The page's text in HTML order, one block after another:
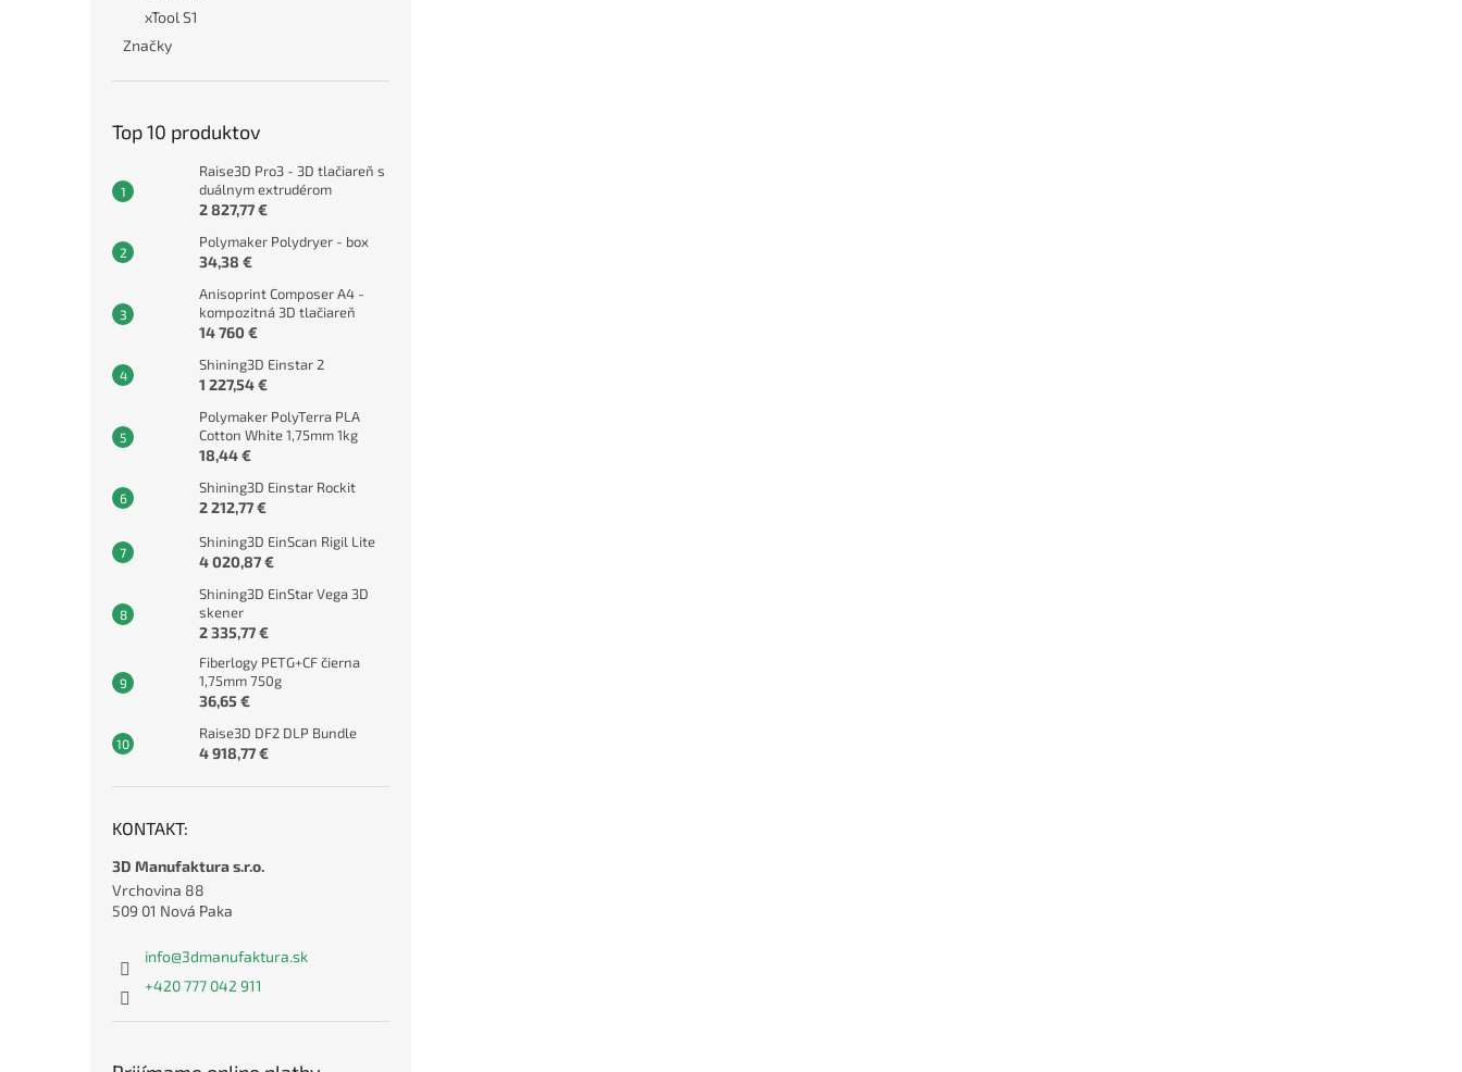
xTool S1
Značky
Top 10 produktov
Raise3D Pro3 - 3D tlačiareň s
duálnym extrudérom
2 827,77 €
Polymaker Polydryer - box
34,38 €
Anisoprint Composer A4 -
kompozitná 3D tlačiareň
14 760 €
Shining3D Einstar 2
1 227,54 €
Polymaker PolyTerra PLA
Cotton White 1,75mm 1kg
18,44 €
Shining3D Einstar Rockit
2 212,77 €
Shining3D EinScan Rigil Lite
4 020,87 €
Shining3D EinStar Vega 3D
skener
2 335,77 €
Fiberlogy PETG+CF čierna
1,75mm 750g
36,65 €
Raise3D DF2 DLP Bundle
4 918,77 €
KONTAKT:
3D Manufaktura s.r.o.
Vrchovina 88
509 01 Nová Paka
info@3dmanufaktura.sk
+420 777 042 911